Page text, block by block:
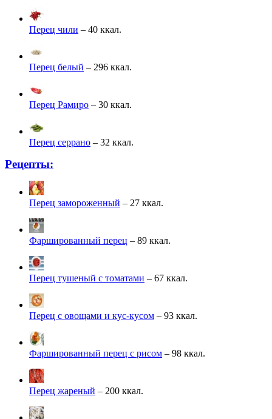
Перец чили – 40 ккал.
Перец белый – 296 ккал.
Перец Рамиро – 30 ккал.
Перец серрано – 32 ккал.
Рецепты:
Перец замороженный – 27 ккал.
Фаршированный перец – 89 ккал.
Перец тушеный с томатами – 67 ккал.
Перец с овощами и кус-кусом – 93 ккал.
Фаршированный перец с рисом – 98 ккал.
Перец жареный – 200 ккал.